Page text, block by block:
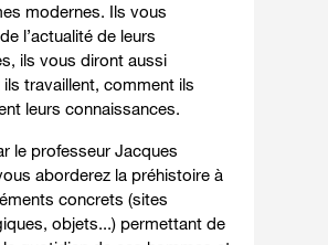
modernes. Ils vous
l’actualité de leurs
ils vous diront aussi
travaillent, comment ils
leurs connaissances.
le professeur Jacques
aborderez la préhistoire à
concrets (sites
objets...) permettant de